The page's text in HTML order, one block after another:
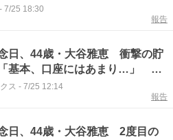
ある」
- 7/25 18:30
報告
日、44歳・大谷雅恵 衝撃の貯
基本、口座にはあまり…」 現
事
ス - 7/25 12:14
報告
日、44歳・大谷雅恵 2度目の